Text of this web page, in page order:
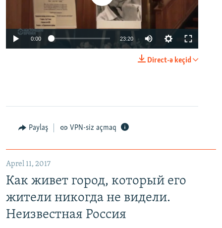
0:00 23:20
Direct-ə keçid
Paylaş VPN-siz açmaq
Aprel 11, 2017
Как живет город, который его
жители никогда не видели.
Неизвестная Россия